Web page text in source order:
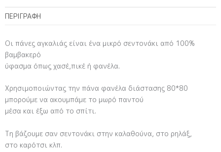
ΠΕΡΙΓΡΑΦΉ
Οι πάνες αγκαλιάς είναι ένα μικρό σεντονάκι από 100%
βαμβακερό
ύφασμα όπως χασέ,πικέ ή φανέλα.
Χρησιμοποιώντας την πάνα φανέλα διάστασης 80*80
μπορούμε να ακουμπάμε το μωρό παντού
μέσα και έξω από το σπίτι.
Τη βάζουμε σαν σεντονάκι στην καλαθούνα, στο ρηλάξ,
στο καρότσι κλπ.